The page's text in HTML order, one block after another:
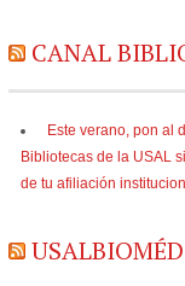
CANAL
Este verano, pon al
Bibliotecas de la USAL
de tu afiliación